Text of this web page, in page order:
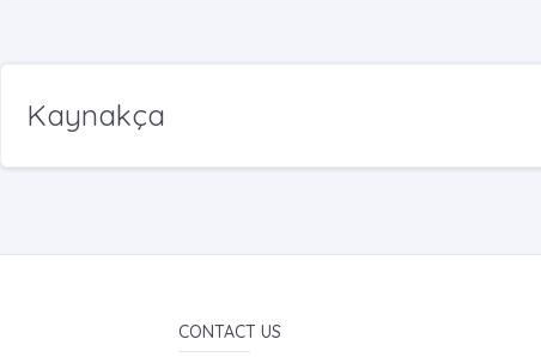
Kaynakça
CONTACT US